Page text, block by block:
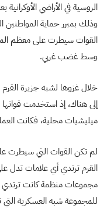
الروسية في الأراضي الأوكرانية
وذلك بمبرر حماية
القوات سيطرت على معظم
وسط غضب غربي.
خلال غزوها لشبه جزيرة
إلى هناك، إذ استخدمت
ميليشيات محلية، فكانت
لم تكن القوات التي سيطرت
القرم ترتدي أي علامات تدل
مجموعات منظمة كانت ترتدي
للمجموعة شبه العسكرية